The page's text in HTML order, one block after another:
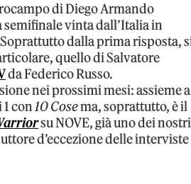
di Diego Armando
semifinale vinta dall’Italia in
dalla prima risposta,
quello di Salvatore
da Federico Russo.
nei prossimi mesi: assieme a
1 con10 Cosema, soprattutto, è il
su NOVE, già uno dei nostri
d’eccezione delle interviste